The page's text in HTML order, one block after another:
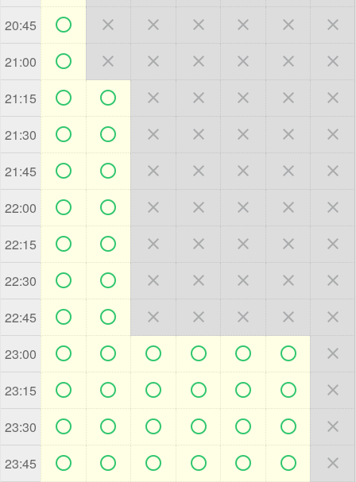
20:45       
21:00       
21:15       
21:30       
21:45       
22:00       
22:15       
22:30       
22:45       
23:00       
23:15       
23:30       
23:45       